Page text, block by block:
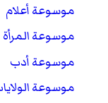
موسوعة أعلام
موسوعة المرأة
موسوعة أدب
موسوعة